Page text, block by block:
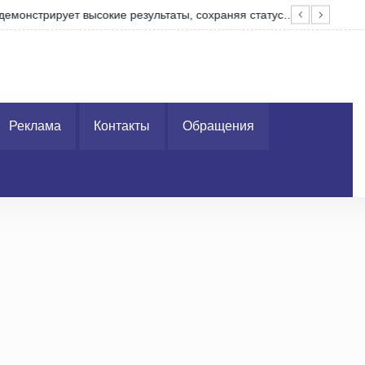
высокие результаты, сохраняя статус…
Реклама Контакты Обращения